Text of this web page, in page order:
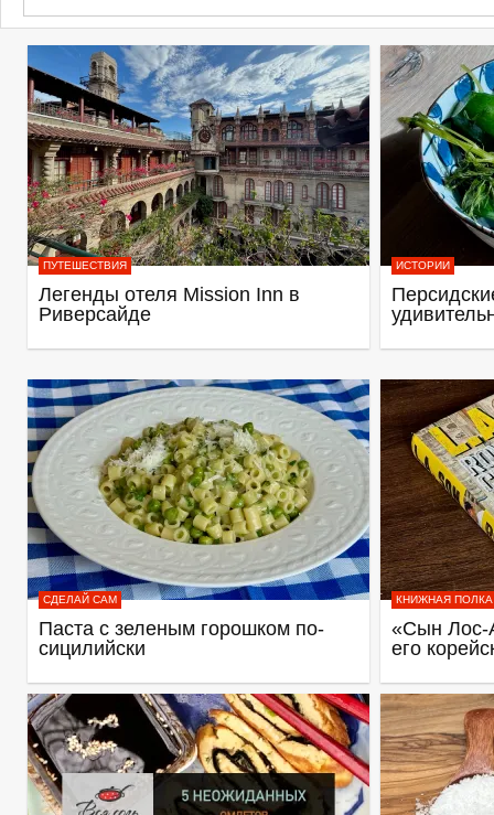
ПУТЕШЕСТВИЯ
Легенды отеля Mission Inn в
Риверсайде
ИСТОРИИ
СДЕЛАЙ САМ
Паста с зеленым горошком по-
сицилийски
КНИЖНАЯ ПОЛКА
«Сын Лос-
его